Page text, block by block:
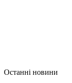
Останні новини